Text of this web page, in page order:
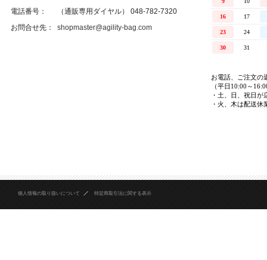
電話番号：
（通販専用ダイヤル） 048-782-7320
お問合せ先：
shopmaster@agility-bag.com
個人情報の取り扱いについて 特定商取引法に関する表示